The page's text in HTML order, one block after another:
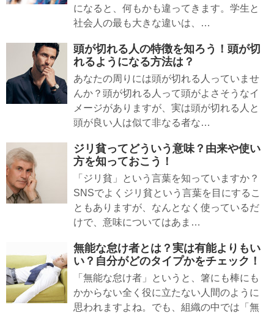
になると、何もかも違ってきます。学生と
社会人の最も大きな違いは、…
頭が切れる人の特徴を知ろう！頭が切
れるようになる方法は？
あなたの周りには頭が切れる人っていませ
んか？頭が切れる人って頭がよさそうなイ
メージがありますが、実は頭が切れる人と
頭が良い人は似て非なる者な…
ジリ貧ってどういう意味？由来や使い
方を知っておこう！
「ジリ貧」という言葉を知っていますか？
SNSでよくジリ貧という言葉を目にするこ
ともありますが、なんとなく使っているだ
けで、意味についてはあま…
無能な怠け者とは？実は有能よりもい
い？自分がどのタイプかをチェック！
「無能な怠け者」というと、箸にも棒にも
かからない全く役に立たない人間のように
思われますよね。でも、組織の中では「無